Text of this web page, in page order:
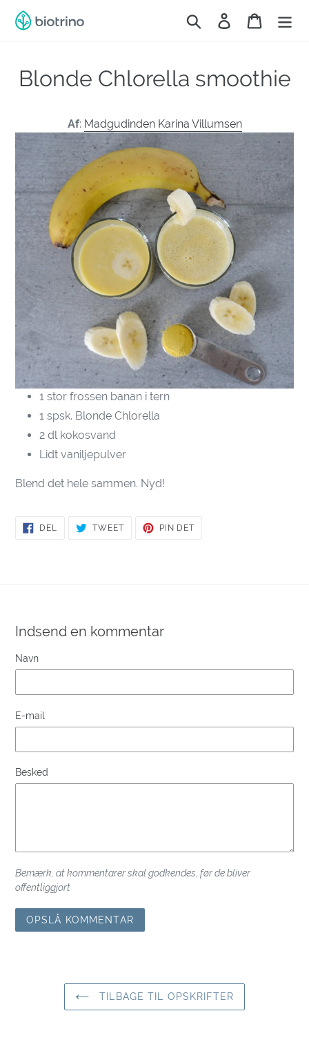
Søg Log ind
Blonde Chlorella smoothie
Af: Madgudinden Karina Villumsen
1 stor frossen banan i tern
1 spsk. Blonde Chlorella
2 dl kokosvand
Lidt vaniljepulver
Blend det hele sammen. Nyd!
DEL TWEETTWEET
PIN DET
Indsend en kommentar
Navn
E-mail
Besked
Bemærk, at kommentarer skal godkendes, før de bliver
offentliggjort
TILBAGE TIL OPSKRIFTER